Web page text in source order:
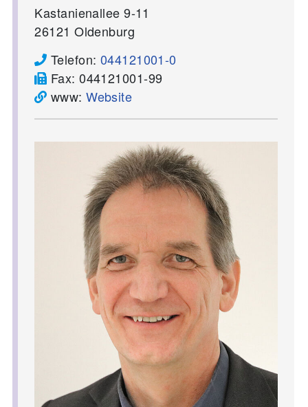
Kastanienallee 9-11
26121 Oldenburg
Telefon: 044121001-0
Fax:044121001-99
www:Website